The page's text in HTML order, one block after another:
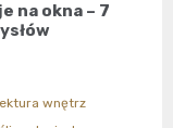
na okna – 7
wnętrz